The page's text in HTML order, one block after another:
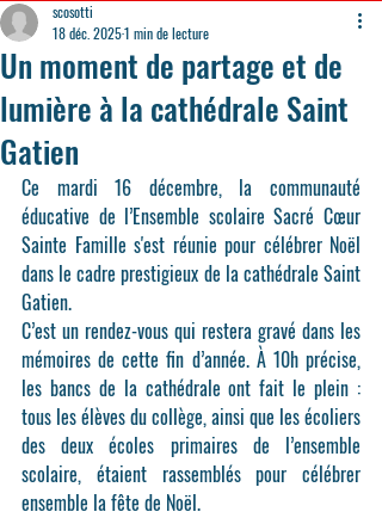
Un moment de partage et de
lumière à la cathédrale Saint
Gatien
scosotti
18 déc. 20251 min de lecture
Ce mardi 16 décembre, la communauté
éducative de l’Ensemble scolaire Sacré Cœur
Sainte Famille s'est réunie pour célébrer Noël
dans le cadre prestigieux de la cathédrale Saint
Gatien.
C’est un rendez-vous qui restera gravé dans les
mémoires de cette fin d’année. À 10h précise,
les bancs de la cathédrale ont fait le plein :
tous les élèves du collège, ainsi que les écoliers
des deux écoles primaires de l’ensemble
scolaire, étaient rassemblés pour célébrer
ensemble la fête de Noël.